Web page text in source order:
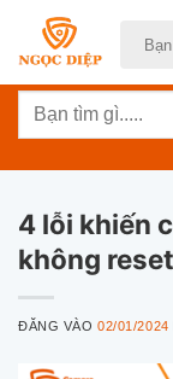
dung
Tìm
4 lỗi khiến
không
ĐĂNG VÀO02/01/2024